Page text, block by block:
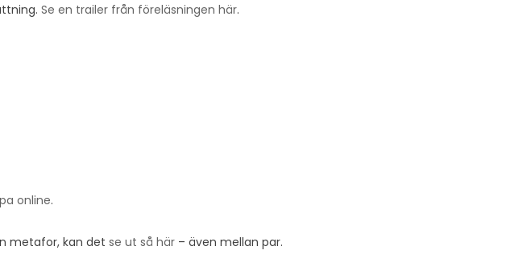
Se en trailer från föreläsningen här.
online.
metafor, kan det se ut så här – även mellan par.